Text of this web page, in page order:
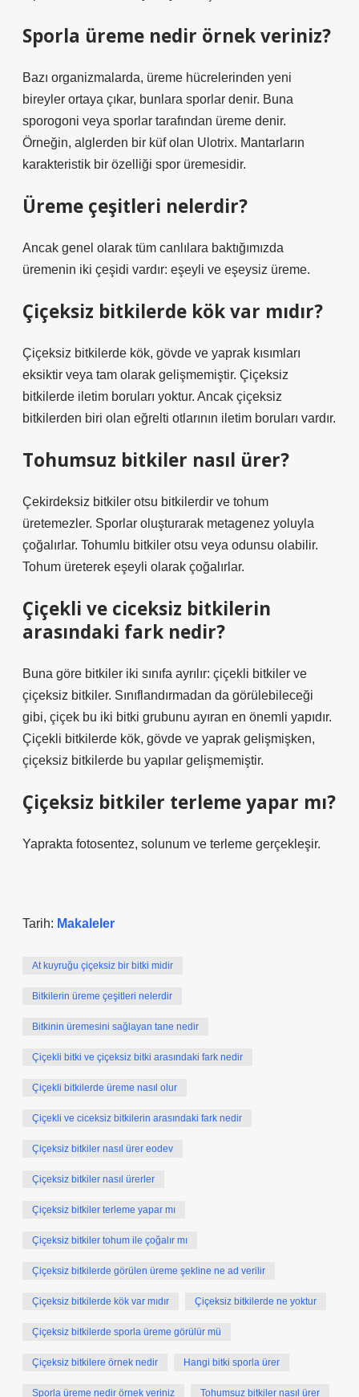
Sporla üreme nedir örnek veriniz?
Bazı organizmalarda, üreme hücrelerinden yeni
bireyler ortaya çıkar, bunlara sporlar denir. Buna
sporogoni veya sporlar tarafından üreme denir.
Örneğin, alglerden bir küf olan Ulotrix. Mantarların
karakteristik bir özelliği spor üremesidir.
Üreme çeşitleri nelerdir?
Ancak genel olarak tüm canlılara baktığımızda
üremenin iki çeşidi vardır: eşeyli ve eşeysiz üreme.
Çiçeksiz bitkilerde kök var mıdır?
Çiçeksiz bitkilerde kök, gövde ve yaprak kısımları
eksiktir veya tam olarak gelişmemiştir. Çiçeksiz
bitkilerde iletim boruları yoktur. Ancak çiçeksiz
bitkilerden biri olan eğrelti otlarının iletim boruları vardır.
Tohumsuz bitkiler nasıl ürer?
Çekirdeksiz bitkiler otsu bitkilerdir ve tohum
üretemezler. Sporlar oluşturarak metagenez yoluyla
çoğalırlar. Tohumlu bitkiler otsu veya odunsu olabilir.
Tohum üreterek eşeyli olarak çoğalırlar.
Çiçekli ve ciceksiz bitkilerin
arasındaki fark nedir?
Buna göre bitkiler iki sınıfa ayrılır: çiçekli bitkiler ve
çiçeksiz bitkiler. Sınıflandırmadan da görülebileceği
gibi, çiçek bu iki bitki grubunu ayıran en önemli yapıdır.
Çiçekli bitkilerde kök, gövde ve yaprak gelişmişken,
çiçeksiz bitkilerde bu yapılar gelişmemiştir.
Çiçeksiz bitkiler terleme yapar mı?
Yaprakta fotosentez, solunum ve terleme gerçekleşir.
Tarih: Makaleler
At kuyruğu çiçeksiz bir bitki midir
Bitkilerin üreme çeşitleri nelerdir
Bitkinin üremesini sağlayan tane nedir
Çiçekli bitki ve çiçeksiz bitki arasındaki fark nedir
Çiçekli bitkilerde üreme nasıl olur
Çiçekli ve ciceksiz bitkilerin arasındaki fark nedir
Çiçeksiz bitkiler nasıl ürer eodev
Çiçeksiz bitkiler nasıl ürerler
Çiçeksiz bitkiler terleme yapar mı
Çiçeksiz bitkiler tohum ile çoğalır mı
Çiçeksiz bitkilerde görülen üreme şekline ne ad verilir
Çiçeksiz bitkilerde kök var mıdır Çiçeksiz bitkilerde ne yoktur
Çiçeksiz bitkilerde sporla üreme görülür mü
Çiçeksiz bitkilere örnek nedir Hangi bitki sporla ürer
Sporla üreme nedir örnek veriniz Tohumsuz bitkiler nasıl ürer